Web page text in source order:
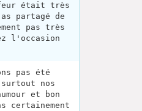
était très
partagé de
pas très
l'occasion
pas été
nos
et bon
certainement